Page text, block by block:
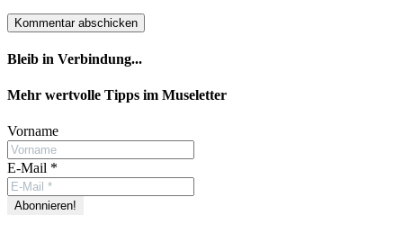
Bleib in Verbindung...
Facebook
YouTube
Instagram
Mehr wertvolle Tipps im Museletter
Vorname
E-Mail *